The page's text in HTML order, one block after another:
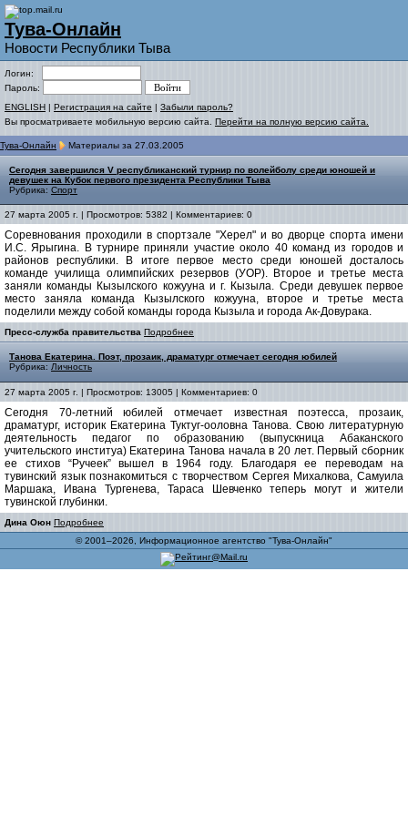
Тува-Онлайн
Новости Республики Тыва
Логин:
Пароль:
ENGLISH | Регистрация на сайте | Забыли пароль?
Вы просматриваете мобильную версию сайта. Перейти на полную версию сайта.
Тува-Онлайн Материалы за 27.03.2005
Сегодня завершился V республиканский турнир по волейболу среди юношей и
девушек на Кубок первого президента Республики Тыва
Рубрика: Спорт
27 марта 2005 г. | Просмотров: 5382 | Комментариев: 0
Соревнования проходили в спортзале "Херел" и во дворце спорта имени
И.С. Ярыгина. В турнире приняли участие около 40 команд из городов и
районов республики. В итоге первое место среди юношей досталось
команде училища олимпийских резервов (УОР). Второе и третье места
заняли команды Кызылского кожууна и г. Кызыла. Среди девушек первое
место заняла команда Кызылского кожууна, второе и третье места
поделили между собой команды города Кызыла и города Ак-Довурака.
Пресс-служба правительства Подробнее
Танова Екатерина. Поэт, прозаик, драматург отмечает сегодня юбилей
Рубрика: Личность
27 марта 2005 г. | Просмотров: 13005 | Комментариев: 0
Сегодня 70-летний юбилей отмечает известная поэтесса, прозаик,
драматург, историк Екатерина Туктуг-ооловна Танова. Свою литературную
деятельность педагог по образованию (выпускница Абаканского
учительского институа) Екатерина Танова начала в 20 лет. Первый сборник
ее стихов “Ручеек” вышел в 1964 году. Благодаря ее переводам на
тувинский язык познакомиться с творчеством Сергея Михалкова, Самуила
Маршака, Ивана Тургенева, Тараса Шевченко теперь могут и жители
тувинской глубинки.
Дина Оюн Подробнее
© 2001–2026, Информационное агентство "Тува-Онлайн"